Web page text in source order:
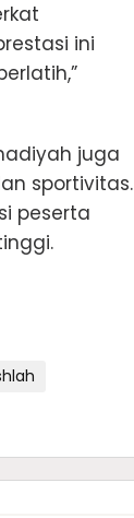
ini
juga
sportivitas.
peserta